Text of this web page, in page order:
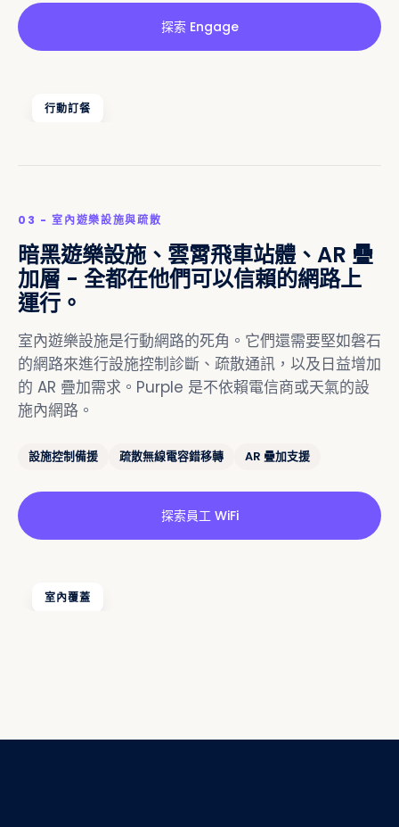
探索 Engage
行動訂餐
03 - 室內遊樂設施與疏散
暗黑遊樂設施、雲霄飛車站體、AR 疊
加層 - 全都在他們可以信賴的網路上
運行。
室內遊樂設施是行動網路的死角。它們還需要堅如磐石
的網路來進行設施控制診斷、疏散通訊，以及日益增加
的 AR 疊加需求。Purple 是不依賴電信商或天氣的設
施內網路。
設施控制備援 疏散無線電容錯移轉 AR 疊加支援
探索員工 WiFi
室內覆蓋